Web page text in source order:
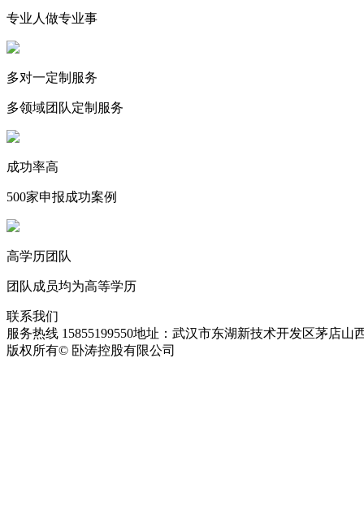
专业人做专业事
多对一定制服务
多领域团队定制服务
成功率高
500家申报成功案例
高学历团队
团队成员均为高等学历
联系我们
服务热线 15855199550地址：武汉市东湖新技术开发区茅店山
版权所有© 卧涛控股有限公司